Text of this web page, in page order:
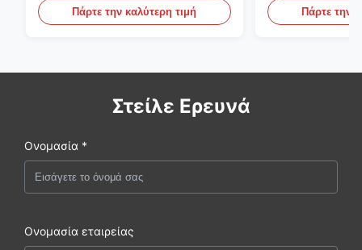
την παραγωγή DOM
Πάρτε την καλύτερη τιμή
υδραυλικά
Πάρτε την
Στείλε Ερευνά
Ονομασία *
Ονομασία εταιρείας